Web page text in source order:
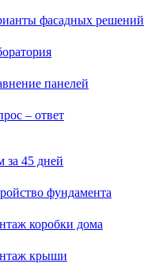
фасадных решений
панелей
– ответ
за 45 дней
фундамента
коробки дома
крыши